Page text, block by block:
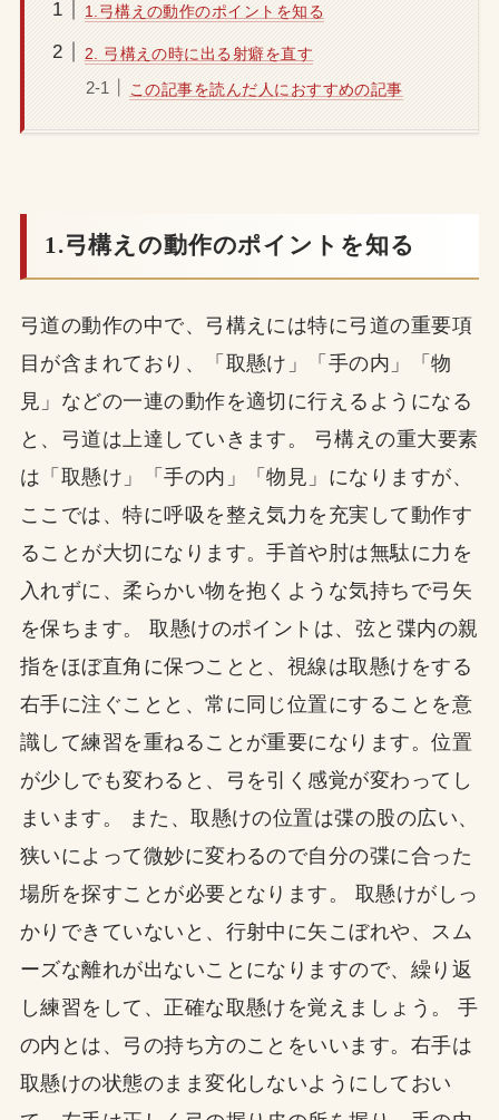
1.弓構えの動作のポイントを知る
2. 弓構えの時に出る射癖を直す
この記事を読んだ人におすすめの記事
1.弓構えの動作のポイントを知る
弓道の動作の中で、弓構えには特に弓道の重要項
目が含まれており、「取懸け」「手の内」「物
見」などの一連の動作を適切に行えるようになる
と、弓道は上達していきます。 弓構えの重大要素
は「取懸け」「手の内」「物見」になりますが、
ここでは、特に呼吸を整え気力を充実して動作す
ることが大切になります。手首や肘は無駄に力を
入れずに、柔らかい物を抱くような気持ちで弓矢
を保ちます。 取懸けのポイントは、弦と弽内の親
指をほぼ直角に保つことと、視線は取懸けをする
右手に注ぐことと、常に同じ位置にすることを意
識して練習を重ねることが重要になります。位置
が少しでも変わると、弓を引く感覚が変わってし
まいます。 また、取懸けの位置は弽の股の広い、
狭いによって微妙に変わるので自分の弽に合った
場所を探すことが必要となります。 取懸けがしっ
かりできていないと、行射中に矢こぼれや、スム
ーズな離れが出ないことになりますので、繰り返
し練習をして、正確な取懸けを覚えましょう。 手
の内とは、弓の持ち方のことをいいます。右手は
取懸けの状態のまま変化しないようにしておい